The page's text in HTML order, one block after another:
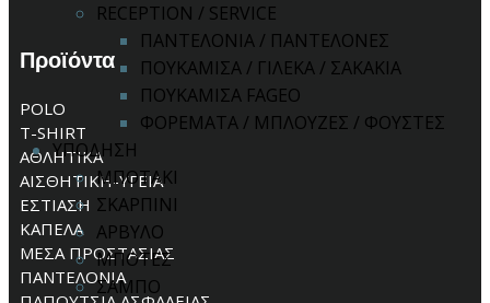
RECEPTION / SERVICE
ΠΑΝΤΕΛΟΝΙΑ / ΠΑΝΤΕΛΟΝΕΣ
ΠΟΥΚΑΜΙΣΑ / ΓΙΛΕΚΑ / ΣΑΚΑΚΙΑ
ΠΟΥΚΑΜΙΣΑ FAGEO
ΦΟΡΕΜΑΤΑ / ΜΠΛΟΥΖΕΣ / ΦΟΥΣΤΕΣ
ΥΠΟΔΗΣΗ
ΜΠΟΤΑΚΙ
ΣΚΑΡΠΙΝΙ
ΑΡΒΥΛΟ
ΜΠΟΤΕΣ
ΣΑΜΠΟ
Προϊόντα
POLO
T-SHIRT
ΑΘΛΗΤΙΚΑ
ΑΙΣΘΗΤΙΚΗ-ΥΓΕΙΑ
ΕΣΤΙΑΣΗ
ΚΑΠΕΛΑ
ΜΕΣΑ ΠΡΟΣΤΑΣΙΑΣ
ΠΑΝΤΕΛΟΝΙΑ